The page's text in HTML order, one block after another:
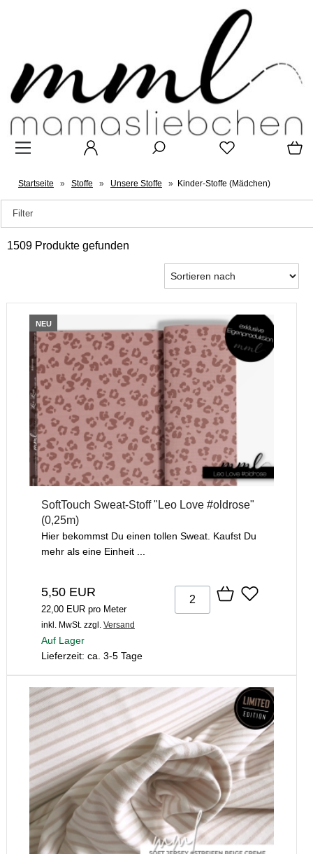
Startseite » Stoffe » Unsere Stoffe » Kinder-Stoffe (Mädchen)
Filter
1509 Produkte gefunden
NEU
SoftTouch Sweat-Stoff "Leo Love #oldrose"
(0,25m)
Hier bekommst Du einen tollen Sweat. Kaufst Du
mehr als eine Einheit ...
5,50 EUR
22,00 EUR pro Meter
inkl. MwSt. zzgl. Versand
Auf Lager
Lieferzeit: ca. 3-5 Tage